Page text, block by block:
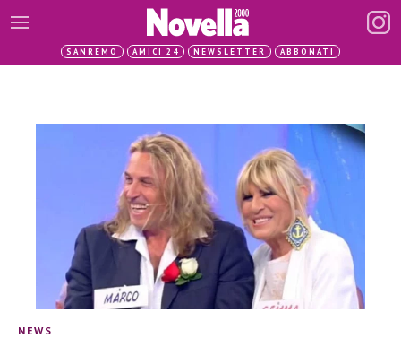
SANREMO AMICI 24 NEWSLETTER ABBONATI
NEWS